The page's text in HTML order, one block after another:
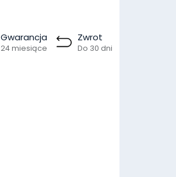
Gwarancja
24 miesiące
Zwrot
Do 30 dni